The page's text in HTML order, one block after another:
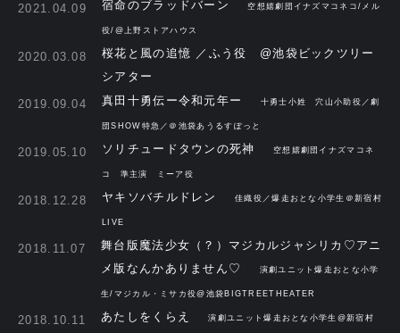
2021.04.09 宿命のブラッドバーン 空想嬉劇団イナズマコネコ/メル
役/@上野ストアハウス
2020.03.08
桜花と風の追憶 ／ふう役 @池袋ビックツリー
シアター
2019.09.04 真田十勇伝ー令和元年ー 十勇士小姓 穴山小助役／劇
団SHOW特急／＠池袋あうるすぽっと
2019.05.10 ソリチュードタウンの死神 空想嬉劇団イナズマコネ
コ 準主演 ミーア役
2018.12.28 ヤキソバチルドレン 佳織役／爆走おとな小学生＠新宿村
LIVE
2018.11.07
舞台版魔法少女（？）マジカルジャシリカ♡アニ
メ版なんかありません♡
演劇ユニット爆走おとな小学
生/マジカル・ミサカ役@池袋BIGTREETHEATER
2018.10.11 あたしをくらえ 演劇ユニット爆走おとな小学生@新宿村